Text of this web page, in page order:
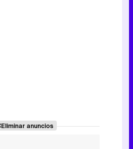
Eliminar anuncios